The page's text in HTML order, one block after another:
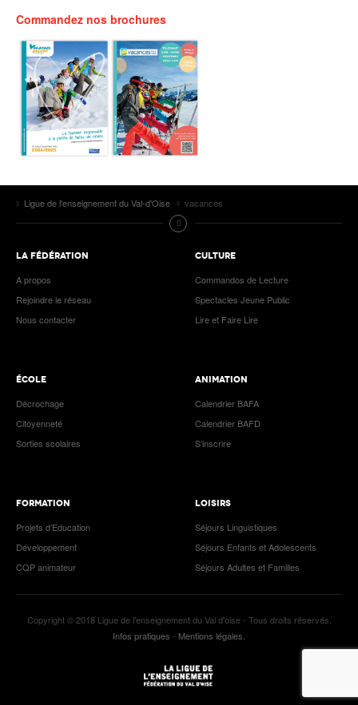
Commandez nos brochures
Ligue de l'enseignement du Val-d'Oise vacances
LA FÉDÉRATION
A propos
Rejoindre le réseau
Nous contacter
CULTURE
Commandos de Lecture
Spectacles Jeune Public
Lire et Faire Lire
ÉCOLE
Décrochage
Citoyenneté
Sorties scolaires
ANIMATION
Calendrier BAFA
Calendrier BAFD
S’inscrire
FORMATION
Projets d’Education
Développement
CQP animateur
LOISIRS
Séjours Linguistiques
Séjours Enfants et Adolescents
Séjours Adultes et Familles
Copyright © 2018 Ligue de l'enseignement du Val d'oise - Tous droits réservés.
Infos pratiques - Mentions légales.